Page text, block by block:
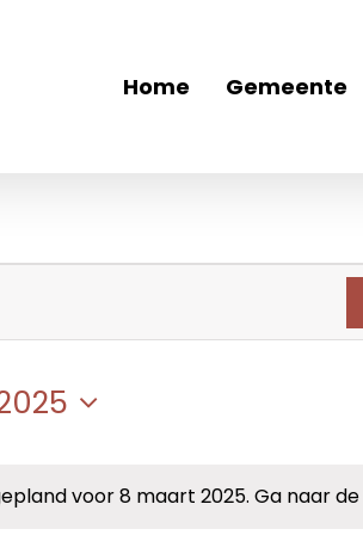
Home Gemeente
Bericht
voor 8 maart 2025. Ga naar de